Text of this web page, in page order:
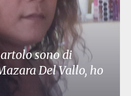
sono di
Del Vallo, ho